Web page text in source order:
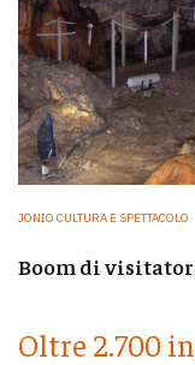
JONIO CULTURA E SPETTACOLO
Boom di
Oltre 2.700